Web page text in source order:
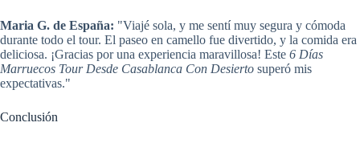
Maria G. de España: "Viajé sola, y me sentí muy segura y cómoda
durante todo el tour. El paseo en camello fue divertido, y la comida era
deliciosa. ¡Gracias por una experiencia maravillosa! Este 6 Días
Marruecos Tour Desde Casablanca Con Desierto superó mis
expectativas."
Conclusión